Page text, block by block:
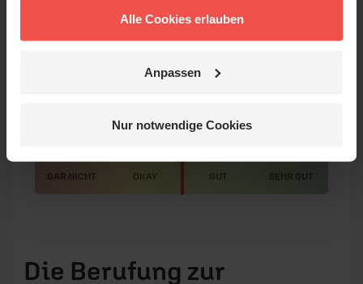
Alle Cookies erlauben
Anpassen
Nur notwendige Cookies
weiter gehen konnte.
Beitrag?
GAR NICHT OKAY GUT SEHR GUT
Die Berufung zur